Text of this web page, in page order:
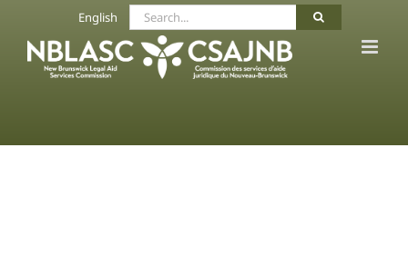
content
English
Search
for: